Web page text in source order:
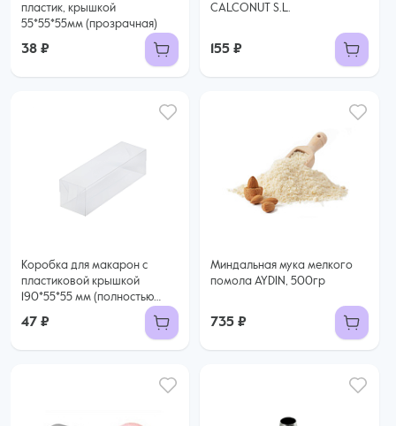
пластик, крышкой
55*55*55мм (прозрачная)
38 ₽
CALCONUT S.L.
155 ₽
Коробка для макарон с
пластиковой крышкой
190*55*55 мм (полностью
47 ₽
Миндальная мука мелкого
помола AYDIN, 500гр
735 ₽